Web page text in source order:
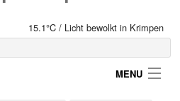
15.1°C / Licht bewolkt in Krimpen
MENU